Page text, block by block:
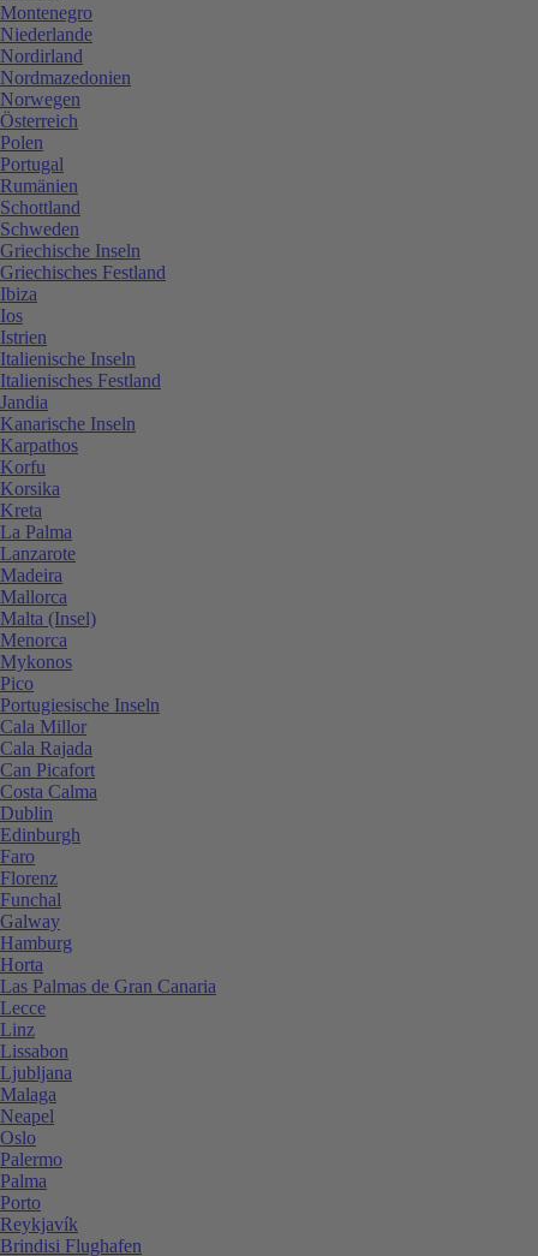
Montenegro
Niederlande
Nordirland
Nordmazedonien
Norwegen
Österreich
Polen
Portugal
Rumänien
Schottland
Schweden
Griechische Inseln
Griechisches Festland
Ibiza
Ios
Istrien
Italienische Inseln
Italienisches Festland
Jandia
Kanarische Inseln
Karpathos
Korfu
Korsika
Kreta
La Palma
Lanzarote
Madeira
Mallorca
Malta (Insel)
Menorca
Mykonos
Pico
Portugiesische Inseln
Cala Millor
Cala Rajada
Can Picafort
Costa Calma
Dublin
Edinburgh
Faro
Florenz
Funchal
Galway
Hamburg
Horta
Las Palmas de Gran Canaria
Lecce
Linz
Lissabon
Ljubljana
Malaga
Neapel
Oslo
Palermo
Palma
Porto
Reykjavík
Brindisi Flughafen